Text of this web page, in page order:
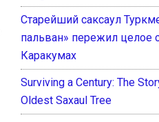
Старейший саксаул
пальван» пережил целое
Каракумах
Surviving a Century: The
Oldest Saxaul Tree